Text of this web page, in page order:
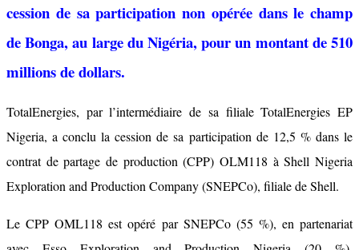
cession de sa participation non opérée dans le champ
de Bonga, au large du Nigéria, pour un montant de 510
millions de dollars.
TotalEnergies, par l’intermédiaire de sa filiale TotalEnergies EP
Nigeria, a conclu la cession de sa participation de 12,5 % dans le
contrat de partage de production (CPP) OLM118 à Shell Nigeria
Exploration and Production Company (SNEPCo), filiale de Shell.
Le CPP OML118 est opéré par SNEPCo (55 %), en partenariat